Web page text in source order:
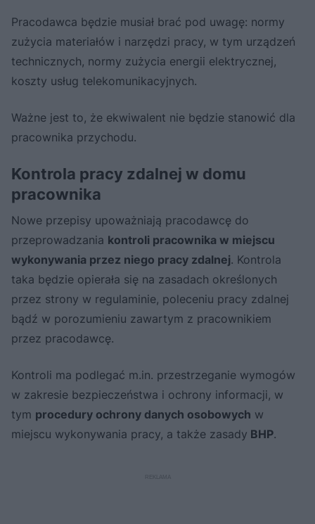
Pracodawca będzie musiał brać pod uwagę: normy
zużycia materiałów i narzędzi pracy, w tym urządzeń
technicznych, normy zużycia energii elektrycznej,
koszty usług telekomunikacyjnych.
Ważne jest to, że ekwiwalent nie będzie stanowić dla
pracownika przychodu.
Kontrola pracy zdalnej w domu
pracownika
Nowe przepisy upoważniają pracodawcę do
przeprowadzania kontroli pracownika w miejscu
wykonywania przez niego pracy zdalnej. Kontrola
taka będzie opierała się na zasadach określonych
przez strony w regulaminie, poleceniu pracy zdalnej
bądź w porozumieniu zawartym z pracownikiem
przez pracodawcę.
Kontroli ma podlegać m.in. przestrzeganie wymogów
w zakresie bezpieczeństwa i ochrony informacji, w
tym procedury ochrony danych osobowych w
miejscu wykonywania pracy, a także zasady BHP.